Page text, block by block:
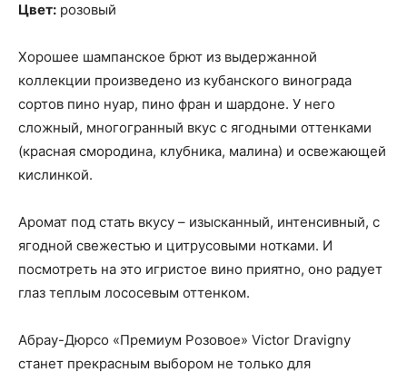
Цвет: розовый
Хорошее шампанское брют из выдержанной
коллекции произведено из кубанского винограда
сортов пино нуар, пино фран и шардоне. У него
сложный, многогранный вкус с ягодными оттенками
(красная смородина, клубника, малина) и освежающей
кислинкой.
Аромат под стать вкусу – изысканный, интенсивный, с
ягодной свежестью и цитрусовыми нотками. И
посмотреть на это игристое вино приятно, оно радует
глаз теплым лососевым оттенком.
Абрау-Дюрсо «Премиум Розовое» Victor Dravigny
станет прекрасным выбором не только для